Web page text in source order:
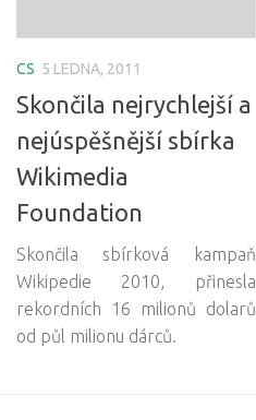
CS 5 LEDNA, 2011
Skončila nejrychlejší a
nejúspěšnější sbírka
Wikimedia
Foundation
Skončila sbírková kampaň
Wikipedie 2010, přinesla
rekordních 16 milionů dolarů
od půl milionu dárců.